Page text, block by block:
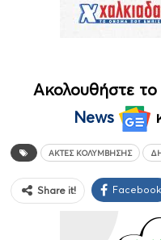
Ακολουθήστε
News
ΑΚΤΈΣ ΚΟΛΎΜΒΗΣΗΣ
Share it! Facebook